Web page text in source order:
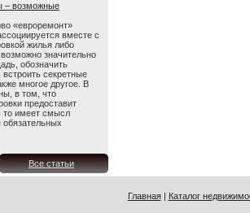
– возможные
«евроремонт»
вместе с
жилья либо
значительно
обозначить
секретные
многое другое. В
в том, что
предоставит
то имеет смысл
обязательных
Все статьи
Главная| Каталог